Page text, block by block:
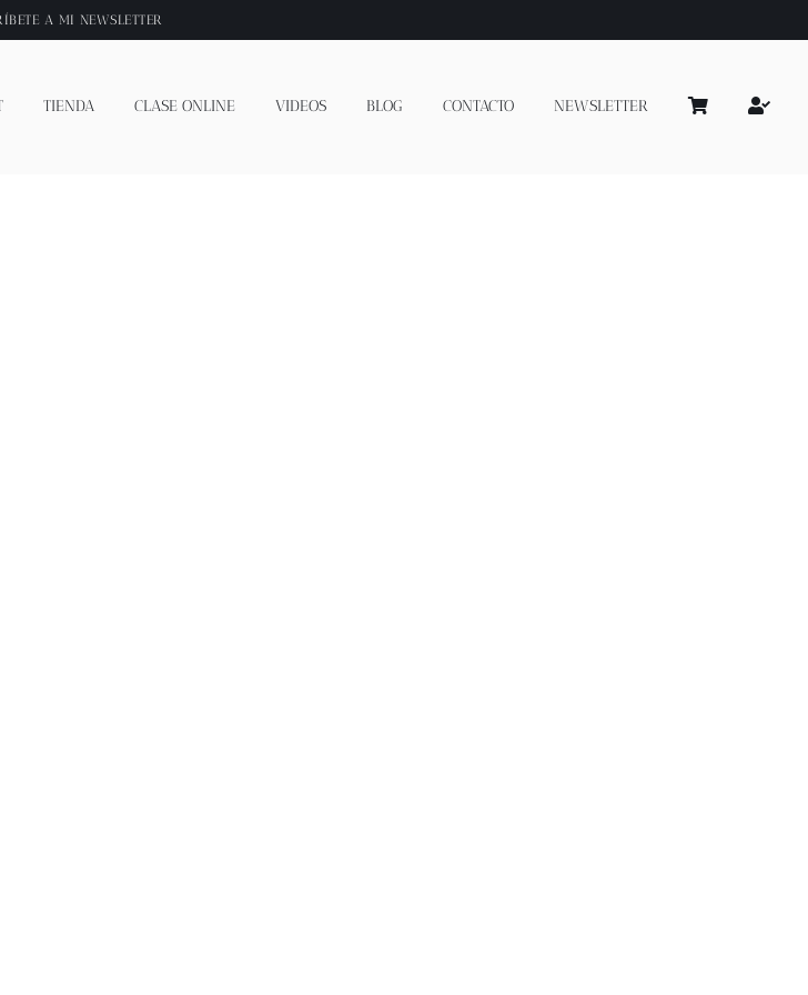
A MI NEWSLETTER
TIENDA CLASE ONLINE VIDEOS BLOG CONTACTO NEWSLETTER